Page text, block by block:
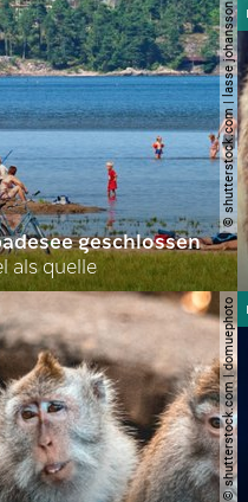
© shutterstock.com | lasse johansson
geschlossen
als quelle
© shutterstock.com | domuephoto